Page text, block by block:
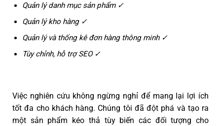
Quản lý danh mục sản phẩm ✓
Quản lý kho hàng ✓
Quản lý và thống kê đơn hàng thông minh ✓
Tùy chỉnh, hỗ trợ SEO ✓
Việc nghiên cứu không ngừng nghỉ để mang lại lợi ích
tốt đa cho khách hàng. Chúng tôi đã đột phá và tạo ra
một sản phẩm kéo thả tùy biến các đối tượng cho